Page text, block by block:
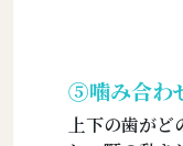
⑤噛み合わ
上下の歯が